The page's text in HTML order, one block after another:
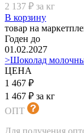
2 137 ₽ за кг
В корзину
товар на
Годен до
01.02.2027
>Шоколад
ЦЕНА
1 467 ₽
1 467 ₽ за кг
ОПТ
Для получения